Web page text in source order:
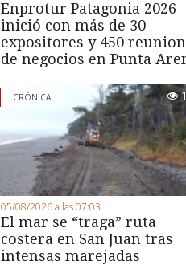
Enprotur Patagonia 2026
inició con más de 30
expositores y 450
de negocios en Punta
CRÓNICA
05/08/2026 a las 07:03
El mar se “traga” ruta
costera en San Juan tras
intensas marejadas